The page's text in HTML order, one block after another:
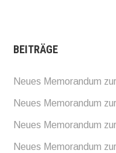
BEITRÄGE
Neues Memorandum
Neues Memorandum
Neues Memorandum
Neues Memorandum